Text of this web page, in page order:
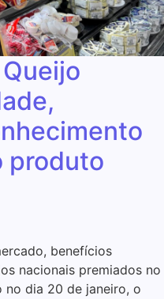
produto
benefícios
nacionais premiados no
no dia 20 de janeiro, o